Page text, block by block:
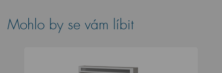
Mohlo by se vám líbit